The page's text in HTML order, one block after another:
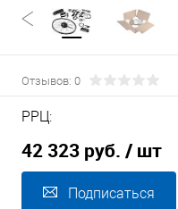
Отзывов: 0
РРЦ:
42 323 руб. / шт
Подписаться